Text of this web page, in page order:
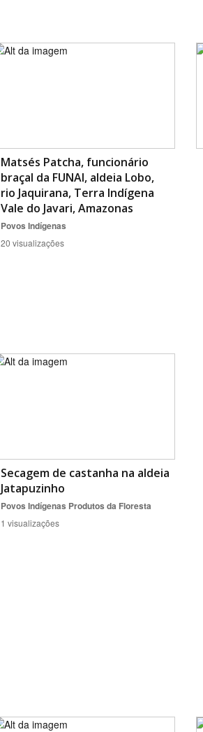
Matsés Patcha, funcionário
braçal da FUNAI, aldeia Lobo,
rio Jaquirana, Terra Indígena
Vale do Javari, Amazonas
Povos Indígenas
20 visualizações
Secagem de castanha na aldeia
Jatapuzinho
Povos Indígenas Produtos da Floresta
1 visualizações